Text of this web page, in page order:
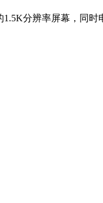
分辨率屏幕，同